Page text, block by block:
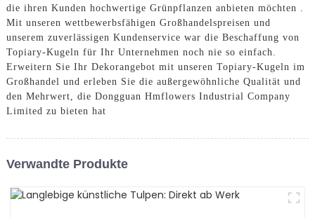
die ihren Kunden hochwertige Grünpflanzen anbieten möchten .
Mit unseren wettbewerbsfähigen Großhandelspreisen und
unserem zuverlässigen Kundenservice war die Beschaffung von
Topiary-Kugeln für Ihr Unternehmen noch nie so einfach.
Erweitern Sie Ihr Dekorangebot mit unseren Topiary-Kugeln im
Großhandel und erleben Sie die außergewöhnliche Qualität und
den Mehrwert, die Dongguan Hmflowers Industrial Company
Limited zu bieten hat
Verwandte Produkte